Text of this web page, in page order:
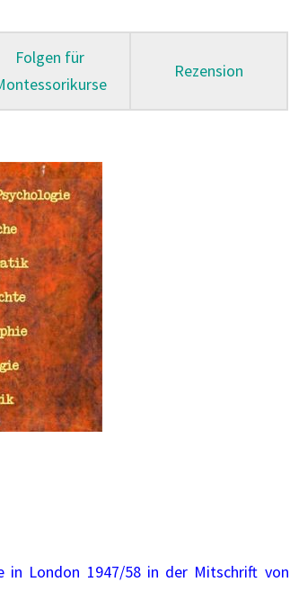
Folgen für
Rezension
in London 1947/58 in der Mitschrift von